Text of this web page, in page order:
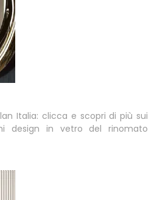
Italia: clicca e scopri di più sui
design in vetro del rinomato